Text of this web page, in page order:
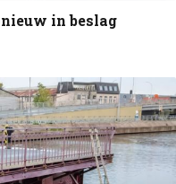
in beslag